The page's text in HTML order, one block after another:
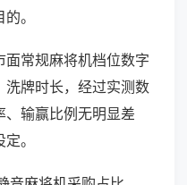
。
常规麻将机档位数字
洗牌时长，经过实测数
输赢比例无明显差
。